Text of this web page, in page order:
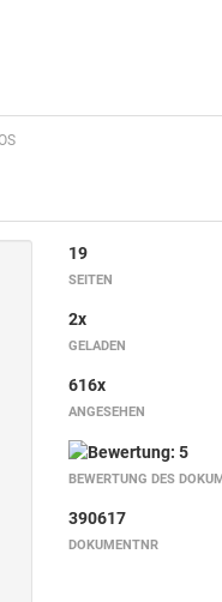
19
SEITEN
2x
GELADEN
616x
ANGESEHEN
BEWERTUNG DES
390617
DOKUMENTNR